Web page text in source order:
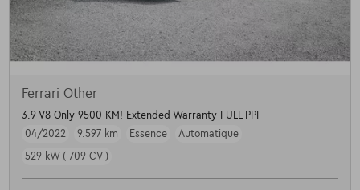
Ferrari Other
3.9 V8 Only 9500 KM! Extended Warranty FULL PPF
04/2022
9.597 km Essence
Automatique
529 kW ( 709 CV )